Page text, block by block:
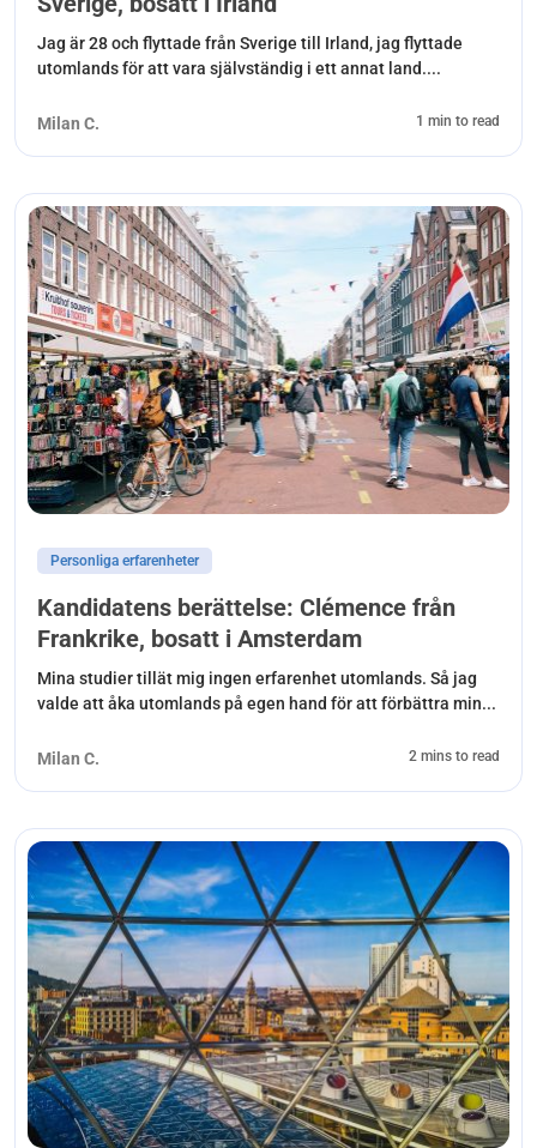
Jag är 28 och flyttade från Sverige till Irland, jag flyttade
utomlands för att vara självständig i ett annat land....
Milan C. 1 min to read
Personliga erfarenheter
Kandidatens berättelse: Clémence från
Frankrike, bosatt i Amsterdam
Mina studier tillät mig ingen erfarenhet utomlands. Så jag
valde att åka utomlands på egen hand för att förbättra min...
Milan C. 2 mins to read